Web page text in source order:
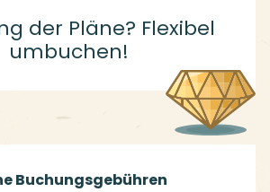
der Pläne? Flexibel
umbuchen!
Buchungsgebühren